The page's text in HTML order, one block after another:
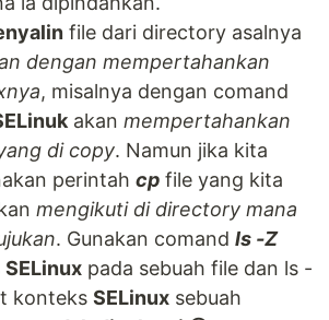
file dari directory asalnya
dengan mempertahankan
, misalnya dengan comand
akan mempertahankan
di copy. Namun jika kita
perintah cp file yang kita
mengikuti di directory mana
. Gunakan comand ls -Z
SELinux pada sebuah file dan ls -
konteks SELinux sebuah